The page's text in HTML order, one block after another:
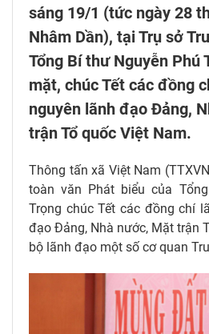
sáng 19/1 (tức ngày 28
Nhâm Dần), tại Trụ sở
Tổng Bí thư Nguyễn Phú
mặt, chúc Tết các đồng
nguyên lãnh đạo Đảng,
trận Tổ quốc Việt Nam.
Thông tấn xã Việt Nam
toàn văn Phát biểu của
Trọng chúc Tết các đồng chí
đạo Đảng, Nhà nước, Mặt trận
bộ lãnh đạo một số cơ quan